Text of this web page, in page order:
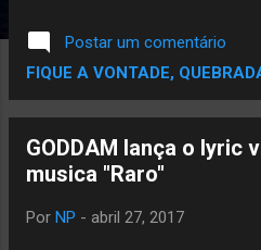
acompanhei os
musical "Jamla
trampos deste
trampo dela e
Musicas com
que vai deixar
Postar um comentário
FIQUE A VONTADE,
GODDAM lança o lyric
musica "Raro"
Por NP - abril 27, 2017